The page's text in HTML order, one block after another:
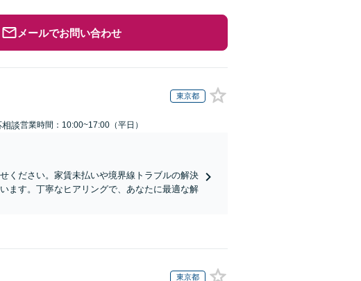
メールでお問い合わせ
東京都
談営業時間：10:00~17:00（平日）
ください。家賃未払いや境界線トラブルの解決
ます。丁寧なヒアリングで、あなたに最適な解
東京都